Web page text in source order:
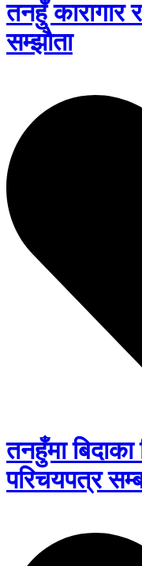
तनहुँ कारागार
सम्झौता
तनहुँमा बिदाका
परिचयपत्र